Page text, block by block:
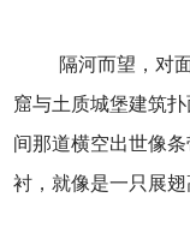
隔河而望，对
窟与土质城堡建筑
间那道横空出世像
衬，就像是一只展翅